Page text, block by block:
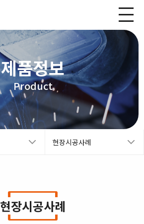
제품정보
Product
현장시공사례
현장시공사례